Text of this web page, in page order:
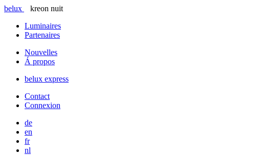
belux kreon nuit
Luminaires
Partenaires
Nouvelles
Á propos
belux express
Contact
Connexion
de
en
fr
nl